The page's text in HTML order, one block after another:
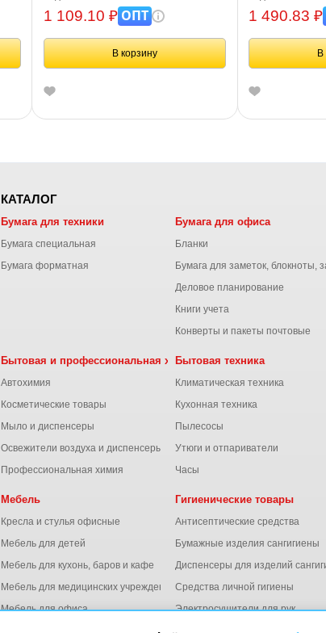
650, белый / мятный / бирюзовый,
513953
1 109.10 ₽ОПТ
В корзину
220349AG-K
1 490.83 ₽
В
КАТАЛОГ
Бумага для техники
Бумага специальная
Бумага форматная
Бумага для офиса
Бланки
Бумага для заметок, блокноты,
Деловое планирование
Книги учета
Конверты и пакеты почтовые
Бытовая и профессиональная химия
Автохимия
Косметические товары
Мыло и диспенсеры
Освежители воздуха и диспенсеры
Профессиональная химия
Бытовая техника
Климатическая техника
Кухонная техника
Пылесосы
Утюги и отпариватели
Часы
Мебель
Кресла и стулья офисные
Мебель для детей
Мебель для кухонь, баров и кафе
Мебель для медицинских учреждений
Мебель для офиса
Гигиенические товары
Антисептические средства
Бумажные изделия сангигиены
Диспенсеры для изделий
Средства личной гигиены
Электросушители для рук